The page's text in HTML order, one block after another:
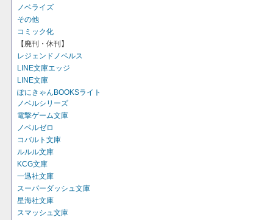
ノベライズ
その他
コミック化
【廃刊・休刊】
レジェンドノベルス
LINE文庫エッジ
LINE文庫
ぽにきゃんBOOKSライト
ノベルシリーズ
電撃ゲーム文庫
ノベルゼロ
コバルト文庫
ルルル文庫
KCG文庫
一迅社文庫
スーパーダッシュ文庫
星海社文庫
スマッシュ文庫